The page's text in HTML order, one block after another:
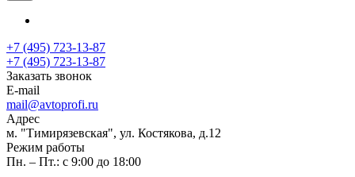
+7 (495) 723-13-87
+7 (495) 723-13-87
Заказать звонок
E-mail
mail@avtoprofi.ru
Адрес
м. "Тимирязевская", ул. Костякова, д.12
Режим работы
Пн. – Пт.: с 9:00 до 18:00